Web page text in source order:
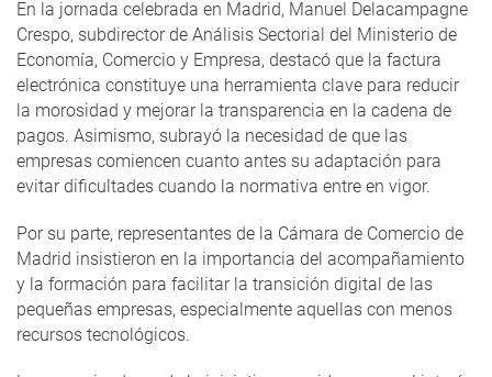
En la jornada celebrada en Madrid, Manuel Delacampagne
Crespo, subdirector de Análisis Sectorial del Ministerio de
Economía, Comercio y Empresa, destacó que la factura
electrónica constituye una herramienta clave para reducir
la morosidad y mejorar la transparencia en la cadena de
pagos. Asimismo, subrayó la necesidad de que las
empresas comiencen cuanto antes su adaptación para
evitar dificultades cuando la normativa entre en vigor.
Por su parte, representantes de la Cámara de Comercio de
Madrid insistieron en la importancia del acompañamiento
y la formación para facilitar la transición digital de las
pequeñas empresas, especialmente aquellas con menos
recursos tecnológicos.